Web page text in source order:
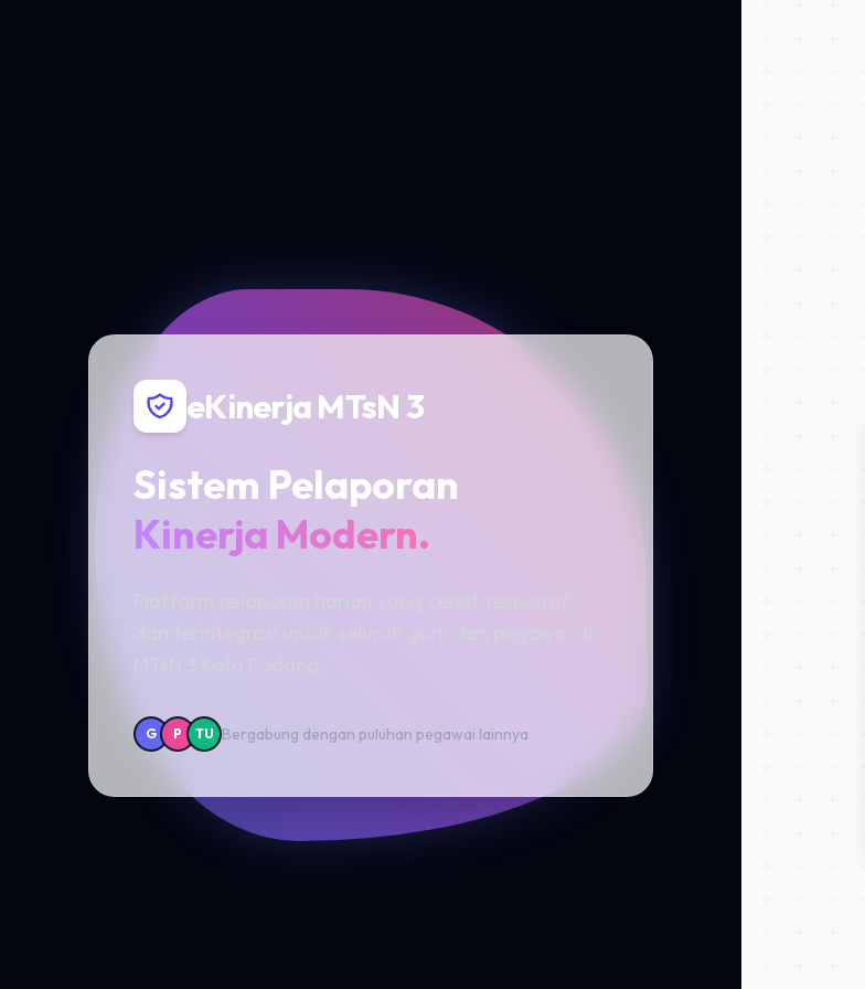
eKinerja MTsN 3
Sistem Pelaporan
Kinerja Modern.
G P TU Bergabung dengan puluhan pegawai lainnya